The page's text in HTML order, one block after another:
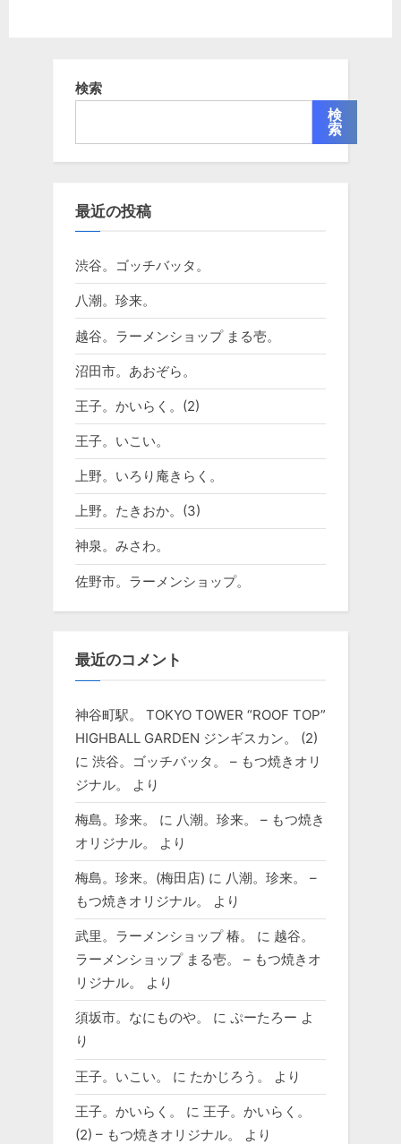
検索
検
索
最近の投稿
渋谷。ゴッチバッタ。
八潮。珍来。
越谷。ラーメンショップ まる壱。
沼田市。あおぞら。
王子。かいらく。(2)
王子。いこい。
上野。いろり庵きらく。
上野。たきおか。(3)
神泉。みさわ。
佐野市。ラーメンショップ。
最近のコメント
神谷町駅。 TOKYO TOWER “ROOF TOP”
HIGHBALL GARDEN ジンギスカン。 (2)
に 渋谷。ゴッチバッタ。 – もつ焼きオリ
ジナル。
より
梅島。珍来。 に 八潮。珍来。 – もつ焼き
オリジナル。
より
梅島。珍来。(梅田店) に 八潮。珍来。 –
もつ焼きオリジナル。
より
武里。ラーメンショップ 椿。 に 越谷。
ラーメンショップ まる壱。 – もつ焼きオ
リジナル。
より
須坂市。なにものや。 に ぷーたろー よ
り
王子。いこい。 に たかじろう。 より
王子。かいらく。 に 王子。かいらく。
(2) – もつ焼きオリジナル。
より